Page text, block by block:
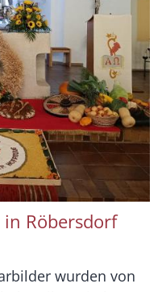
Röbersdorf
wurden von